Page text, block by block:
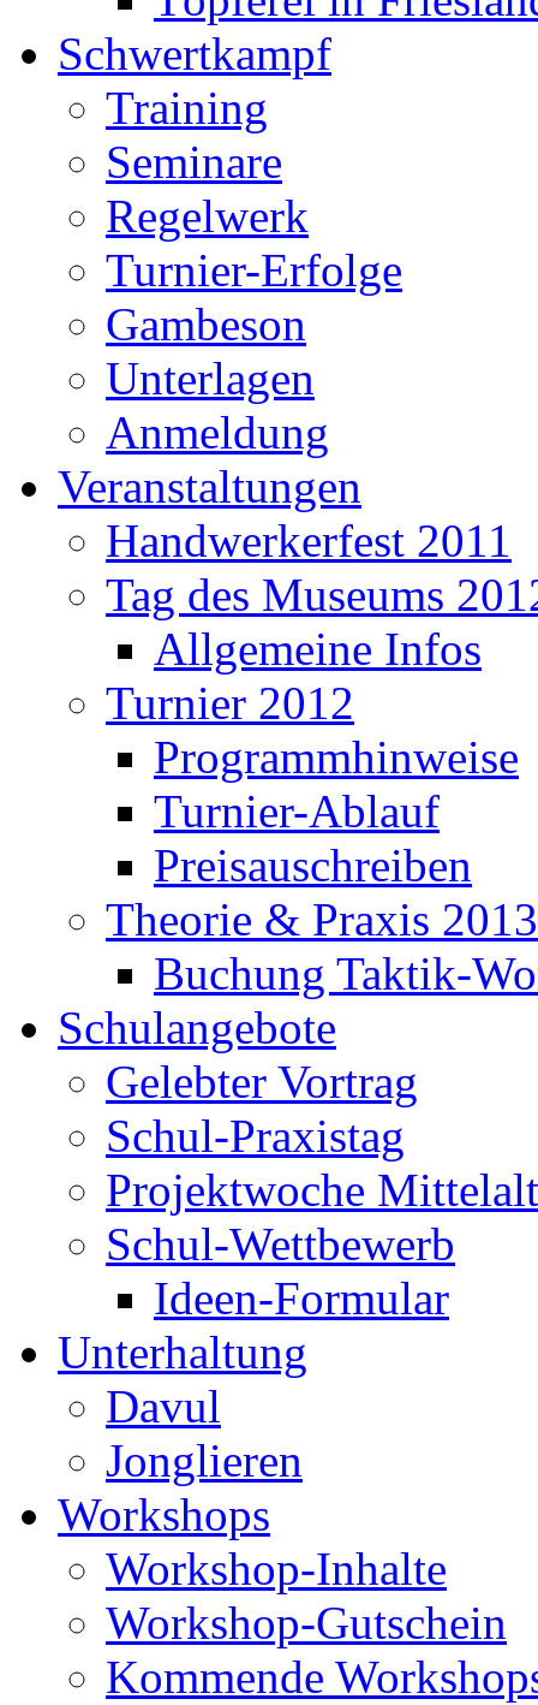
Schwertkampf
Training
Seminare
Regelwerk
Turnier-Erfolge
Gambeson
Unterlagen
Anmeldung
Veranstaltungen
Handwerkerfest 2011
Tag des Museums
Allgemeine Infos
Turnier 2012
Programmhinweise
Turnier-Ablauf
Preisauschreiben
Theorie & Praxis 2013
Buchung Taktik-
Schulangebote
Gelebter Vortrag
Schul-Praxistag
Projektwoche
Schul-Wettbewerb
Ideen-Formular
Unterhaltung
Davul
Jonglieren
Workshops
Workshop-Inhalte
Workshop-Gutschein
Kommende